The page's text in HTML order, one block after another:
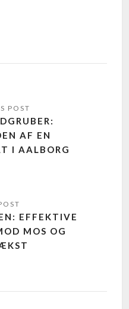
AF EN
I AALBORG
EFFEKTIVE
MOS OG